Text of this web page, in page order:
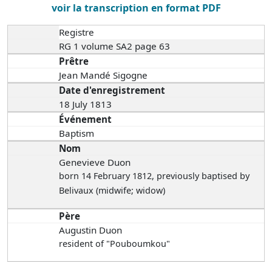
voir la transcription en format PDF
Registre
RG 1 volume SA2 page 63
Prêtre
Jean Mandé Sigogne
Date d'enregistrement
18 July 1813
Événement
Baptism
Nom
Genevieve Duon
born 14 February 1812, previously baptised by
Belivaux (midwife; widow)
Père
Augustin Duon
resident of "Pouboumkou"